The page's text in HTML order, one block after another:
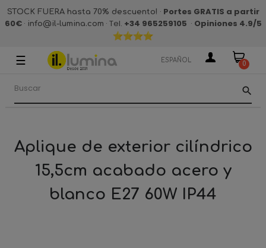
STOCK FUERA hasta 70% descuento! · Portes GRATIS a partir
60€· info@il-lumina.com · Tel. +34 965259105 · Opiniones 4.9/5
Navegación
palanca
☰ ESPAÑOL 0
search
Aplique de exterior cilíndrico
15,5cm acabado acero y
blanco E27 60W IP44